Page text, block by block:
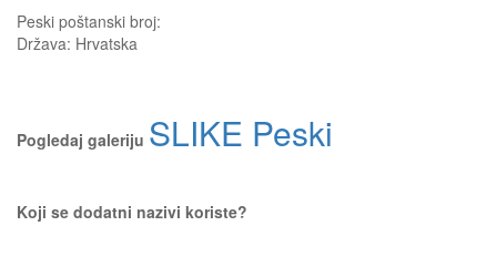
Peski poštanski broj:
Država: Hrvatska
Pogledaj galeriju SLIKE Peski
Koji se dodatni nazivi koriste?